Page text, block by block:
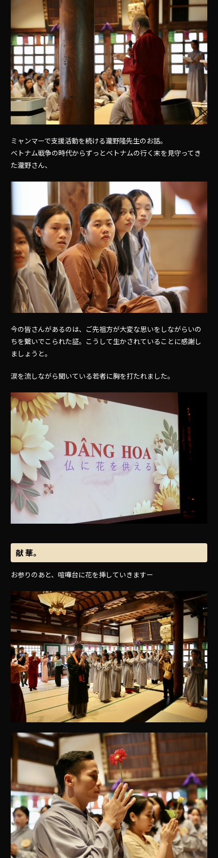
ミャンマーで支援活動を続ける瀧野隆先生のお話。
ベトナム戦争の時代からずっとベトナムの行く末を見守ってき
た瀧野さん、
今の皆さんがあるのは、ご先祖方が大変な思いをしながらいの
ちを繋いでこられた証。こうして生かされていることに感謝し
ましょうと。
涙を流しながら聞いている若者に胸を打たれました。
献 華。
お参りのあと、喧嘩台に花を挿していきますー